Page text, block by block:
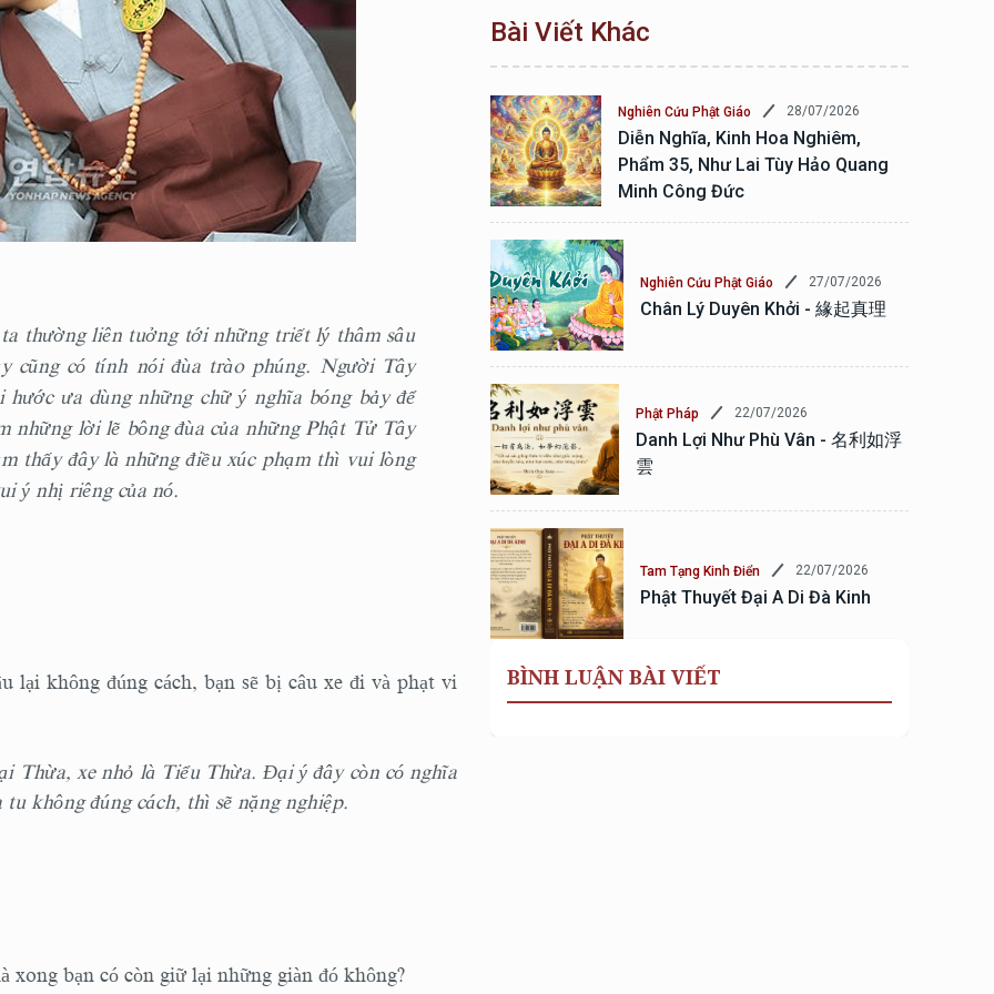
thường liên tuởng tới những triết lý thâm sâu
cũng có tính nói đùa trào phúng. Người Tây
ưa dùng những chữ ý nghĩa bóng bảy để
những lời lẽ bông đùa của những Phật Tử Tây
thấy đây là những điều xúc phạm thì vui lòng
ý nhị riêng của nó.
lại không đúng cách, bạn sẽ bị câu xe đi và phạt vi
Thừa, xe nhỏ là Tiểu Thừa. Đại ý đây còn có nghĩa
không đúng cách, thì sẽ nặng nghiệp.
xong bạn có còn giữ lại những giàn đó không?
Bài Viết Khác
Nghiên Cứu Phật Giáo 28/07/2026
Diễn Nghĩa, Kinh Hoa Nghiêm,
Phẩm 35, Như Lai Tùy Hảo Quang
Minh Công Đức
Nghiên Cứu Phật Giáo 27/07/2026
Chân Lý Duyên Khởi - 緣起真理
Phật Pháp 22/07/2026
Danh Lợi Như Phù Vân - 名利如浮
雲
Tam Tạng Kinh Điển 22/07/2026
Phật Thuyết Đại A Di Đà Kinh
BÌNH LUẬN BÀI VIẾT